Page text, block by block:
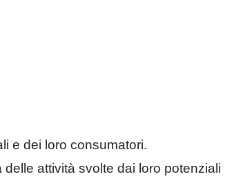
e dei loro consumatori.
attività svolte dai loro potenziali